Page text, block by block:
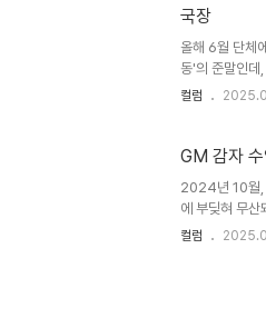
국장
올해 6월 단체
동'의 준말인데
하는 연대 활동
에..!' 읽기
손피켓 크기의
컬럼
GM 감자
2024년 10월,
에 부딪혀 무산
2018년에는
컬럼